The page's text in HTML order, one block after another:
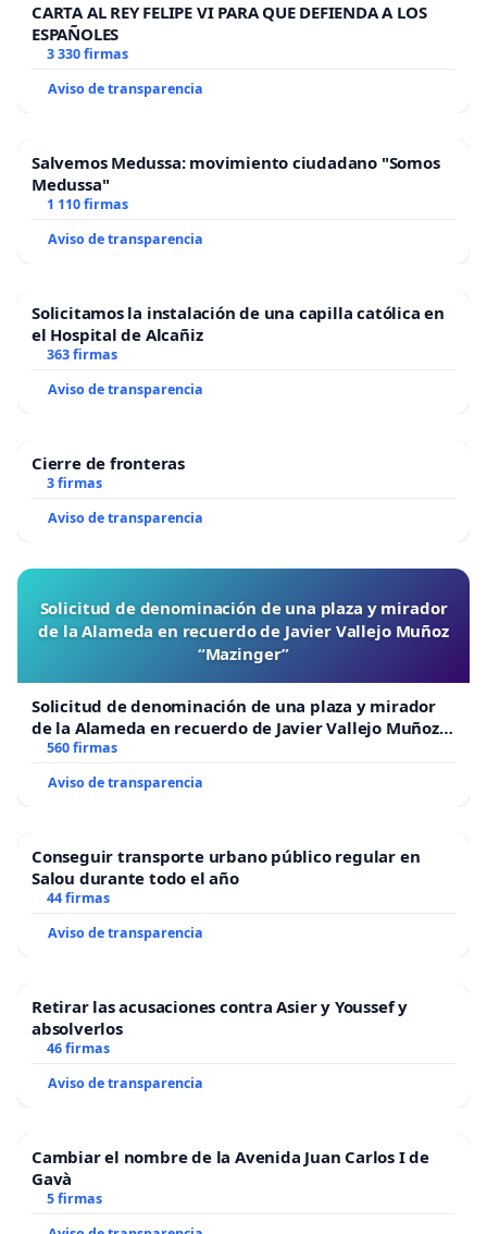
CARTA AL REY FELIPE VI PARA QUE DEFIENDA A LOS
ESPAÑOLES
3 330 firmas
Aviso de transparencia
Salvemos Medussa: movimiento ciudadano "Somos
Medussa"
1 110 firmas
Aviso de transparencia
Solicitamos la instalación de una capilla católica en
el Hospital de Alcañiz
363 firmas
Aviso de transparencia
Cierre de fronteras
3 firmas
Aviso de transparencia
Solicitud de denominación de una plaza y mirador
de la Alameda en recuerdo de Javier Vallejo Muñoz
“Mazinger”
Solicitud de denominación de una plaza y mirador
de la Alameda en recuerdo de Javier Vallejo Muñoz
“Mazinger”
560 firmas
Aviso de transparencia
Conseguir transporte urbano público regular en
Salou durante todo el año
44 firmas
Aviso de transparencia
Retirar las acusaciones contra Asier y Youssef y
absolverlos
46 firmas
Aviso de transparencia
Cambiar el nombre de la Avenida Juan Carlos I de
Gavà
5 firmas